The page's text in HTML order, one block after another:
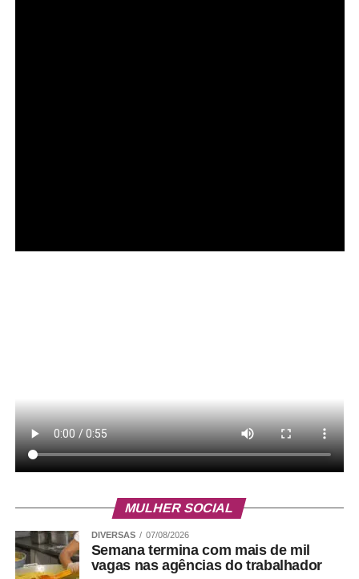
MULHER SOCIAL
DIVERSAS 07/08/2026
Semana termina com mais de mil
vagas nas agências do trabalhador